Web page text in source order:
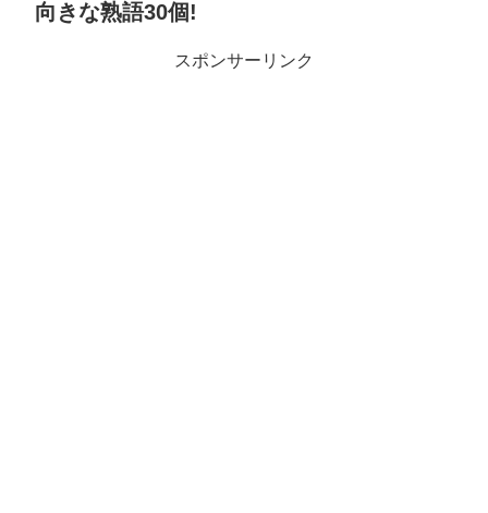
向きな熟語30個!
スポンサーリンク